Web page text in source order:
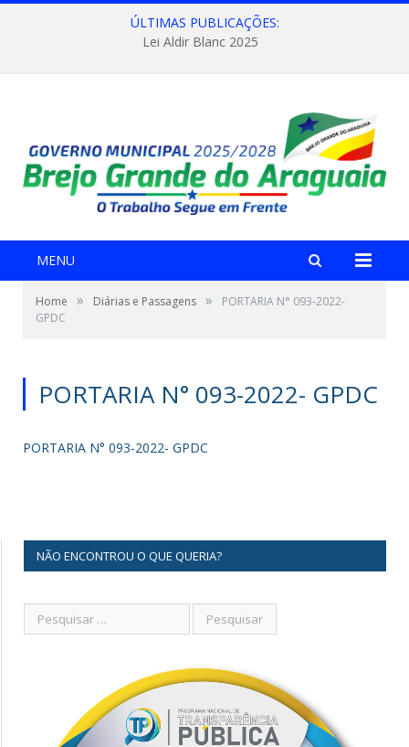
ÚLTIMAS PUBLICAÇÕES:
Lei Aldir Blanc 2025
MENU
Home » Diárias e Passagens »
PORTARIA N° 093-2022-
GPDC
PORTARIA N° 093-2022- GPDC
PORTARIA N° 093-2022- GPDC
NÃO ENCONTROU O QUE QUERIA?